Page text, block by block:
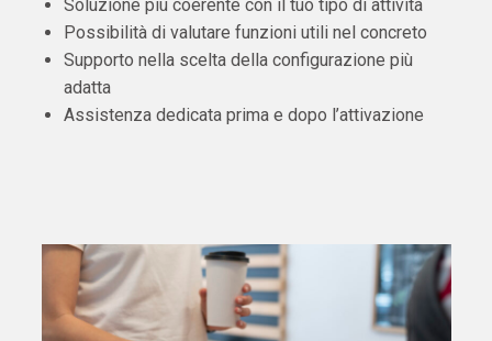
Soluzione più coerente con il tuo tipo di attività
Possibilità di valutare funzioni utili nel concreto
Supporto nella scelta della configurazione più
adatta
Assistenza dedicata prima e dopo l’attivazione